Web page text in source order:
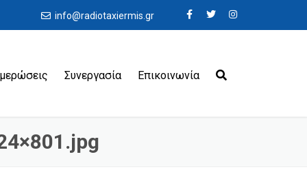
info@radiotaxiermis.gr
Συνεργασία Επικοινωνία